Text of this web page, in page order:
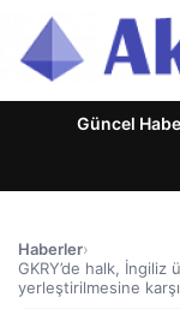
Güncel
Haberler›
GKRY’de halk,
yerleştirilmesine karşı